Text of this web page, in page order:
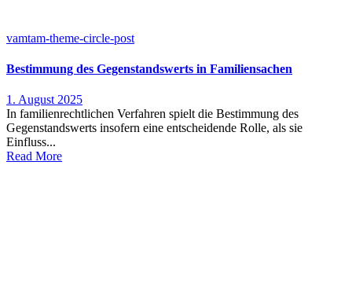
vamtam-theme-circle-post
Bestimmung des Gegenstandswerts in Familiensachen
1. August 2025
In familienrechtlichen Verfahren spielt die Bestimmung des
Gegenstandswerts insofern eine entscheidende Rolle, als sie
Einfluss...
Read More